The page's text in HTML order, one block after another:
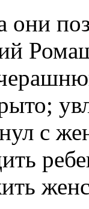
они
с